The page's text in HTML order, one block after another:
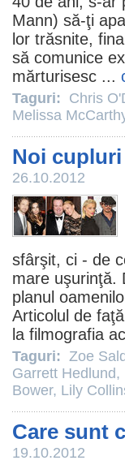
Mann) să-ţi
lor trăsnite,
să comunice
mărturisesc ...
Taguri: Chris
Melissa
Noi
26.10.2012
sfârşit, ci - de
mare uşurinţă.
planul
Articolul de
la filmografia
Taguri: Zoe
Garrett Hedlund,
Bower, Lily
Care sunt
19.10.2012